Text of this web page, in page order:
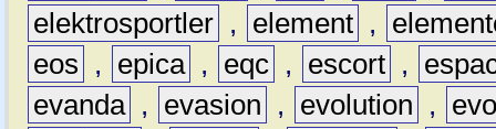
elektrosportler , element ,
eos
, epica , eqc , escort ,
evanda , evasion , evolution ,